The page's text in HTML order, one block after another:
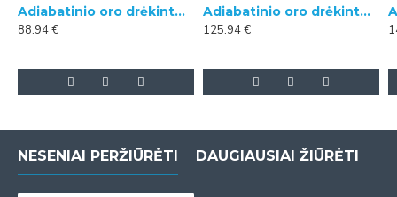
Adiabatinio oro drėkintuvo HUMON H200, HV200 drėkinimo korys
88.94 €
Adiabatinio oro drėkintuvo HUMON H250 drėkinimo korys
125.94 €
NESENIAI PERŽIŪRĖTI DAUGIAUSIAI ŽIŪRĖTI